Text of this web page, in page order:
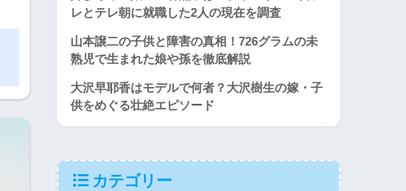
レとテレ朝に就職した2人の現在を調査
山本譲二の子供と障害の真相！726グラムの未
熟児で生まれた娘や孫を徹底解説
大沢早耶香はモデルで何者？大沢樹生の嫁・子
供をめぐる壮絶エピソード
カテゴリー